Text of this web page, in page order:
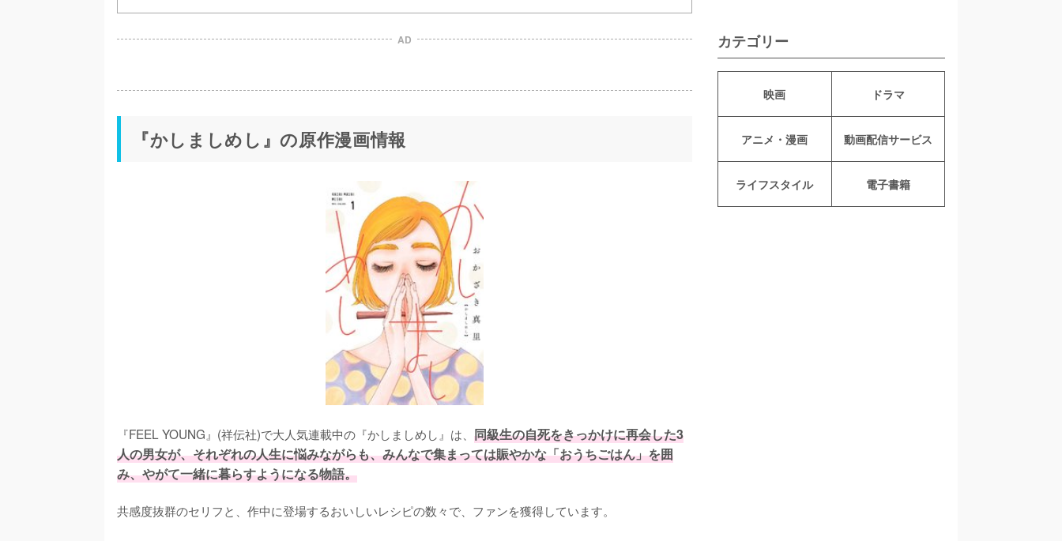
AD
『かしましめし』の原作漫画情報
『FEEL YOUNG』(祥伝社)で大人気連載中の『かしましめし』は、 同級生の自死をきっかけに再会した3
人の男女が、それぞれの人生に悩みながらも、みんなで集まっては賑やかな「おうちごはん」を囲
み、やがて一緒に暮らすようになる物語。
共感度抜群のセリフと、作中に登場するおいしいレシピの数々で、ファンを獲得しています。
カテゴリー
映画 ドラマ
アニメ・漫画 動画配信サービス
ライフスタイル 電子書籍